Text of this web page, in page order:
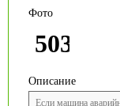
Фото
Описание